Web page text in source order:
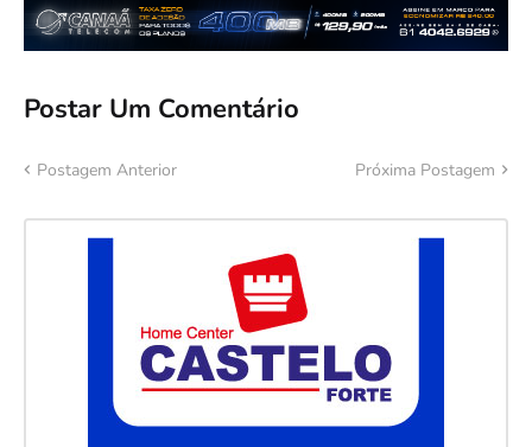
Postar Um Comentário
Postagem Anterior Próxima Postagem